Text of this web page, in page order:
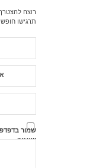
רוצה להצטרף
תרגישו
שמור
שאגיב.